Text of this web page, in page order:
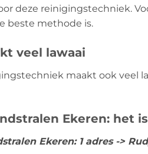
deze reinigingstechniek.
beste methode is.
veel lawaai
maakt ook veel
Ekeren: het
Ekeren: 1 adres ->